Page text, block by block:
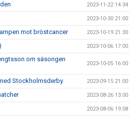
2023-11-22 14:34
2023-10-30 21:00
mot bröstcancer 2023-10-19 21:30
2023-10-06 17:00
om säsongen
2023-10-05 16:00
Stockholmsderby 2023-09-15 21:00
2023-08-26 13:00
2023-08-06 19:08